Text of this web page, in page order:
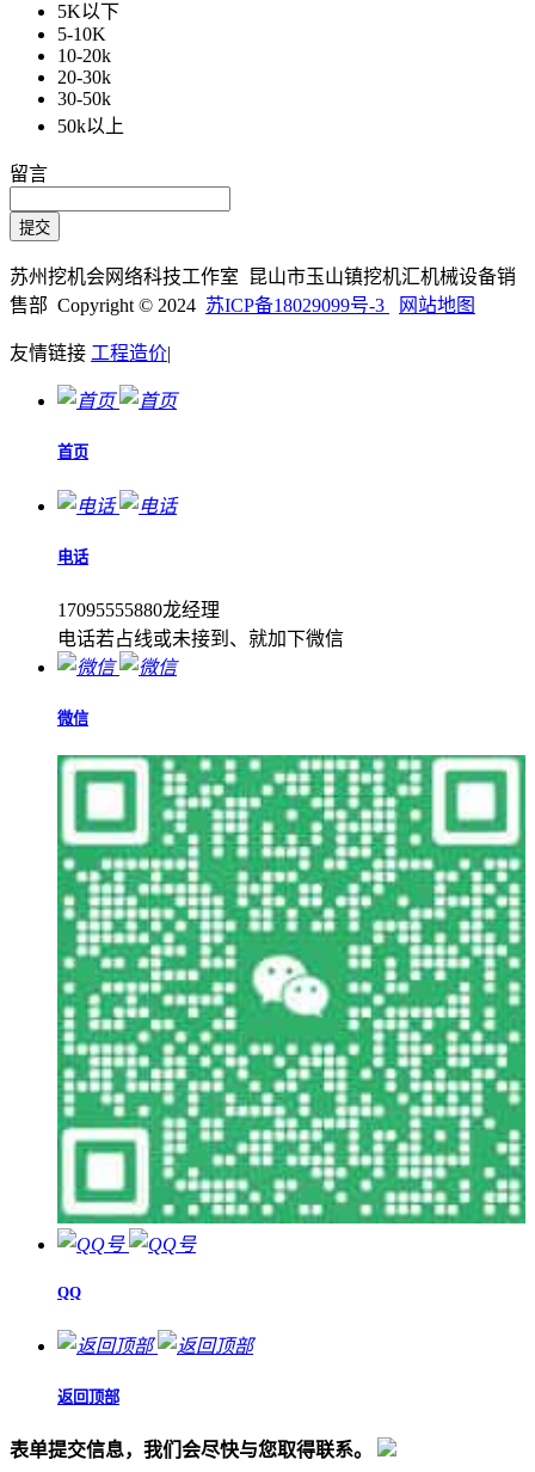
5K以下
5-10K
10-20k
20-30k
30-50k
50k以上
留言
苏州挖机会网络科技工作室 昆山市玉山镇挖机汇机械设备销
售部 Copyright © 2024 苏ICP备18029099号-3 网站地图
友情链接 工程造价|
首页
电话
17095555880龙经理
电话若占线或未接到、就加下微信
微信
QQ
返回顶部
表单提交信息，我们会尽快与您取得联系。